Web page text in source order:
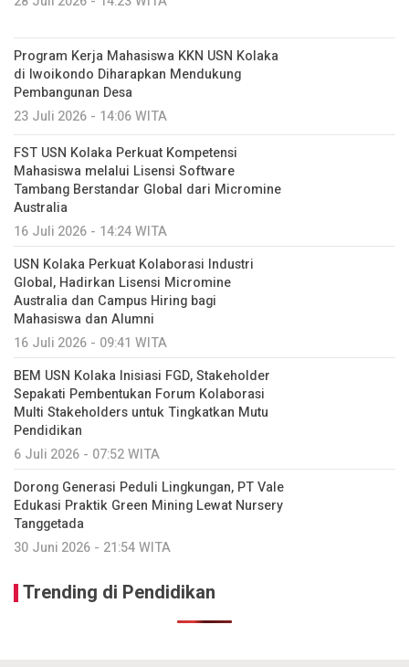
Program Kerja Mahasiswa KKN USN Kolaka
di Iwoikondo Diharapkan Mendukung
Pembangunan Desa
23 Juli 2026 - 14:06 WITA
FST USN Kolaka Perkuat Kompetensi
Mahasiswa melalui Lisensi Software
Tambang Berstandar Global dari Micromine
Australia
16 Juli 2026 - 14:24 WITA
USN Kolaka Perkuat Kolaborasi Industri
Global, Hadirkan Lisensi Micromine
Australia dan Campus Hiring bagi
Mahasiswa dan Alumni
16 Juli 2026 - 09:41 WITA
BEM USN Kolaka Inisiasi FGD, Stakeholder
Sepakati Pembentukan Forum Kolaborasi
Multi Stakeholders untuk Tingkatkan Mutu
Pendidikan
6 Juli 2026 - 07:52 WITA
Dorong Generasi Peduli Lingkungan, PT Vale
Edukasi Praktik Green Mining Lewat Nursery
Tanggetada
30 Juni 2026 - 21:54 WITA
Trending di Pendidikan